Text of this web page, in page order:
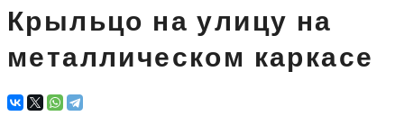
Крыльцо на улицу на
металлическом каркасе